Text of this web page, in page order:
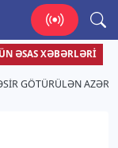
ƏSAS XƏBƏRLƏRI
GÖTÜRÜLƏN